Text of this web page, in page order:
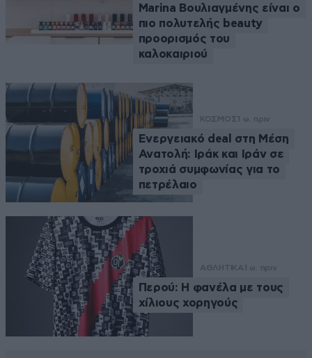
Marina Βουλιαγμένης είναι ο
πιο πολυτελής beauty
προορισμός του
καλοκαιριού
ΚΟΣΜΟΣ 1 ω. πριν
Ενεργειακό deal στη Μέση
Ανατολή: Ιράκ και Ιράν σε
τροχιά συμφωνίας για το
πετρέλαιο
ΑΘΛΗΤΙΚΑ 1 ω. πριν
Περού: Η φανέλα με τους
χίλιους χορηγούς